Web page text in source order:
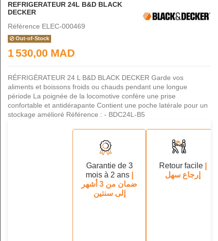
REFRIGERATEUR 24L B&D BLACK
DECKER
Référence ELEC-000469
Out-of-Stock
1 530,00 MAD
RÉFRIGÉRATEUR 24 L B&D BLACK DECKER Garde vos
aliments et boissons froids ou chauds pendant une longue
période La poignée de la locomotive confère une prise
confortable et antidérapante Contient une poche latérale pour un
stockage amélioré Référence : - BDC24L-B5
Garantie de 3
mois à 2 ans|
ضمان من 3 أشهر
إلى سنتين
Retour facile|
إرجاع سهل